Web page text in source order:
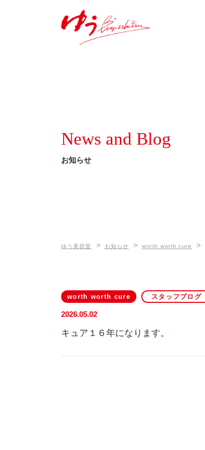
News and Blog
お知らせ
ゆう美容室 > お知らせ > worth worth cure >
worth worth cure スタッフブログ
2026.05.02
キュア１６年になります。